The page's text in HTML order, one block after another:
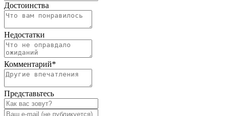
Достоинства
Недостатки
Комментарий*
Представьтесь